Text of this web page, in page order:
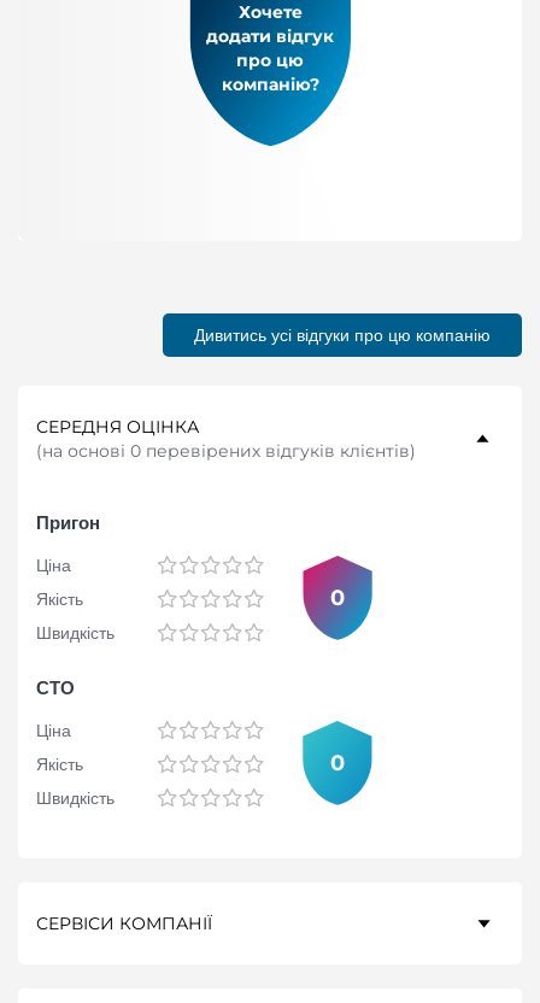
Хочете
додати відгук
про цю
компанію?
Дивитись усі відгуки про цю компанію
СЕРЕДНЯ ОЦІНКА
(на основі 0 перевірених відгуків клієнтів)
Пригон
Ціна
Якість
Швидкість
0
СТО
Ціна
Якість
Швидкість
0
СЕРВІСИ КОМПАНІЇ